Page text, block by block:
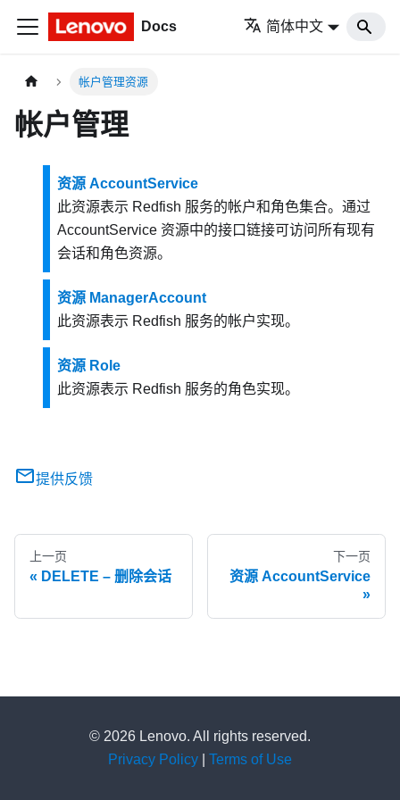
Docs 简体中文
帐户管理资源
帐户管理
资源 AccountService
此资源表示 Redfish 服务的帐户和角色集合。通过
AccountService 资源中的接口链接可访问所有现有
会话和角色资源。
资源 ManagerAccount
此资源表示 Redfish 服务的帐户实现。
资源 Role
此资源表示 Redfish 服务的角色实现。
提供反馈
上一页
DELETE – 删除会话
下一页
资源 AccountService
© 2026 Lenovo. All rights reserved.
Privacy Policy
Terms of Use